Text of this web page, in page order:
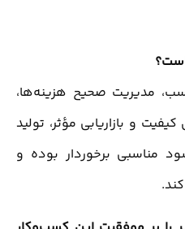
مدیریت صحیح هزینه‌ها،
کیفیت و بازاریابی مؤثر، تولید
مناسبی برخوردار بوده و